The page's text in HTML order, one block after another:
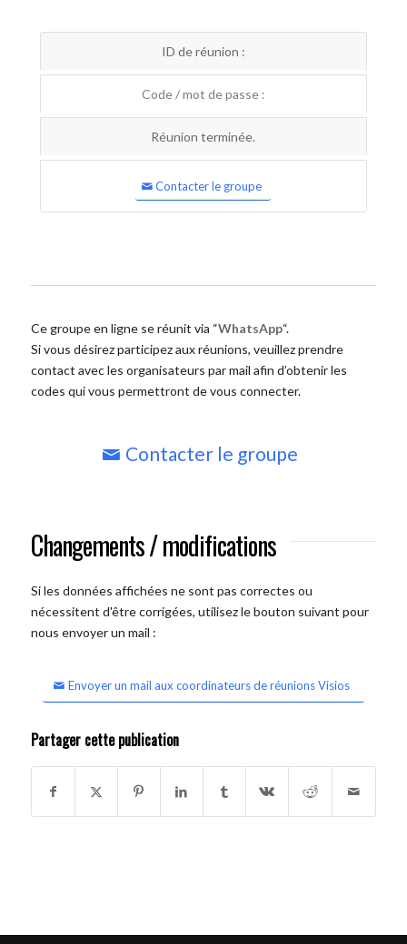
ID de réunion :
Code / mot de passe :
Réunion terminée.
Contacter le groupe
Ce groupe en ligne se réunit via “WhatsApp“.
Si vous désirez participez aux réunions, veuillez prendre
contact avec les organisateurs par mail afin d’obtenir les
codes qui vous permettront de vous connecter.
Contacter le groupe
Changements / modifications
Si les données affichées ne sont pas correctes ou
nécessitent d'être corrigées, utilisez le bouton suivant pour
nous envoyer un mail :
Envoyer un mail aux coordinateurs de réunions Visios
Partager cette publication